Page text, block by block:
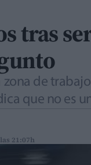
tras
de
que no es
21:07h